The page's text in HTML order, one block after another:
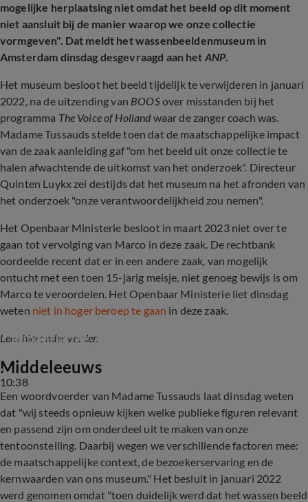
mogelijke herplaatsing niet omdat het beeld op dit moment
niet aansluit bij de manier waarop we onze collectie
vormgeven". Dat meldt het wassenbeeldenmuseum in
Amsterdam dinsdag desgevraagd aan het ANP.
Het museum besloot het beeld tijdelijk te verwijderen in januari
2022, na de uitzending van BOOSover misstanden bij het
programma The Voice of Holland waar de zanger coach was.
Madame Tussauds stelde toen dat de maatschappelijke impact
van de zaak aanleiding gaf "om het beeld uit onze collectie te
halen afwachtende de uitkomst van het onderzoek". Directeur
Quinten Luykx zei destijds dat het museum na het afronden van
het onderzoek "onze verantwoordelijkheid zou nemen".
Het Openbaar Ministerie besloot in maart 2023 niet over te
gaan tot vervolging van Marco in deze zaak. De rechtbank
oordeelde recent dat er in een andere zaak, van mogelijk
ontucht met een toen 15-jarig meisje, niet genoeg bewijs is om
Marco te veroordelen. Het Openbaar Ministerie liet dinsdag
weten niet in hoger beroep te gaan in deze zaak.
Lees hieronder verder.
10:38
Marco Borsato vrijgesproken van ontucht met
minderjarige
Middeleeuws
Een woordvoerder van Madame Tussauds laat dinsdag weten
dat "wij steeds opnieuw kijken welke publieke figuren relevant
en passend zijn om onderdeel uit te maken van onze
tentoonstelling. Daarbij wegen we verschillende factoren mee:
de maatschappelijke context, de bezoekerservaring en de
kernwaarden van ons museum." Het besluit in januari 2022
werd genomen omdat "toen duidelijk werd dat het wassen beeld